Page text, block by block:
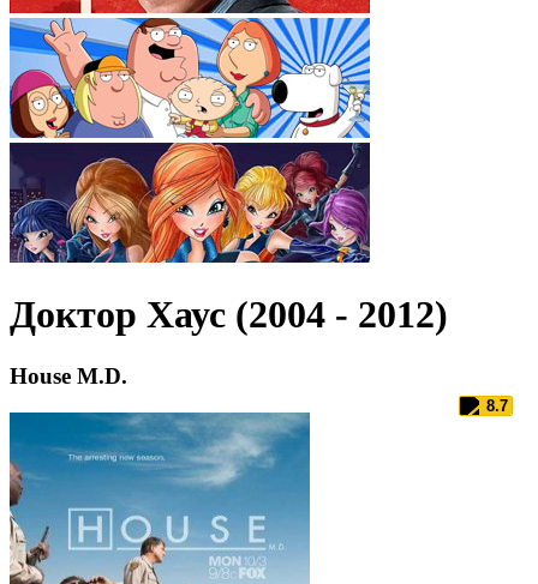
Доктор Хаус (2004 - 2012)
House M.D.
8.7